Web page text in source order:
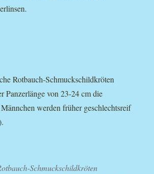
Rotbauch-Schmuckschildkröten
Panzerlänge von 23-24 cm die
werden früher geschlechtsreif
Schmuckschildkröten